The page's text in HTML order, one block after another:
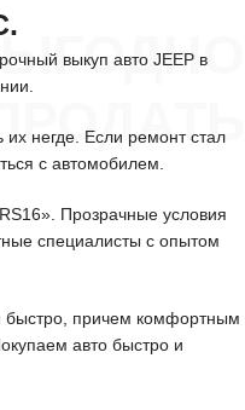
выкуп авто JEEP в
их негде. Если ремонт стал
с автомобилем.
Прозрачные условия
специалисты с опытом
быстро, причем комфортным
авто быстро и